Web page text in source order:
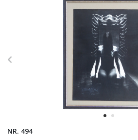
NR. 494